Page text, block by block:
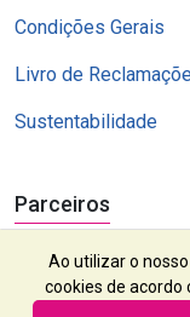
Condições Gerais
Livro de
Sustentabilidade
Parceiros
Ao utilizar o
cookies de acordo